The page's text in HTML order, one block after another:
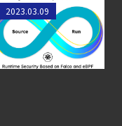
い視点
とSentinelOne
提携がSysdigのア
ローチを検証す
る理由
2023.03.09